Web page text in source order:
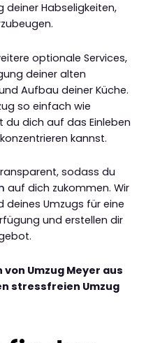
Habseligkeiten,
optionale Services,
deiner alten
Aufbau deiner Küche.
so einfach wie
dich auf das Einleben
kannst.
sodass du
auf dich zukommen. Wir
Umzugs für eine
und erstellen dir
Umzug Meyer aus
stressfreien Umzug